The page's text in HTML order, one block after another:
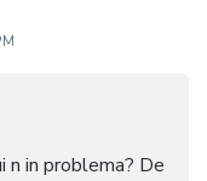
n in problema? De